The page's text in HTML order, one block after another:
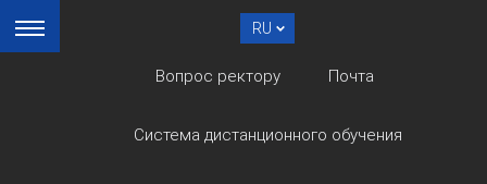
RU
Вопрос ректору Почта
Система дистанционного обучения